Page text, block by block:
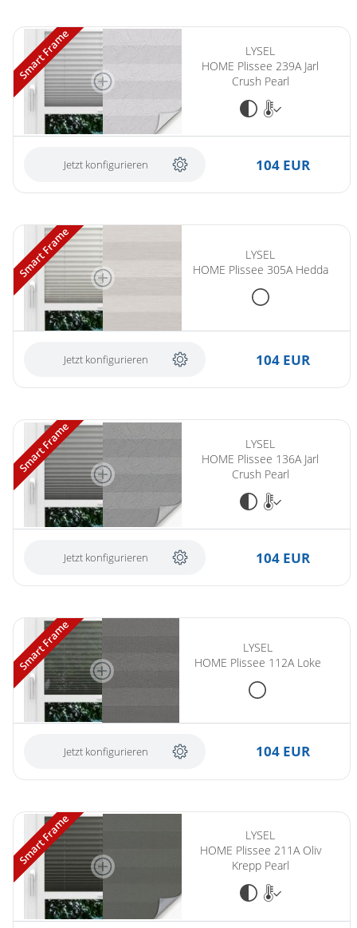
Smart Frame
LYSEL
HOME Plissee 239A Jarl
Crush Pearl
Jetzt konfigurieren 104 EUR
Smart Frame
LYSEL
HOME Plissee 305A Hedda
Jetzt konfigurieren 104 EUR
Smart Frame
LYSEL
HOME Plissee 136A Jarl
Crush Pearl
Jetzt konfigurieren 104 EUR
Smart Frame
LYSEL
HOME Plissee 112A Loke
Jetzt konfigurieren 104 EUR
Smart Frame
LYSEL
HOME Plissee 211A Oliv
Krepp Pearl